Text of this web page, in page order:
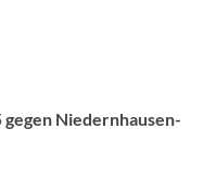
Niedernhausen-